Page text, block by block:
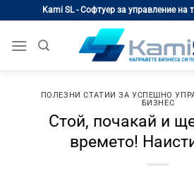
content
Kami SL - Софтуер за управление на
ПОЛЕЗНИ СТАТИИ ЗА УСПЕШНО
БИЗНЕС
Стой, почакай и
времето!